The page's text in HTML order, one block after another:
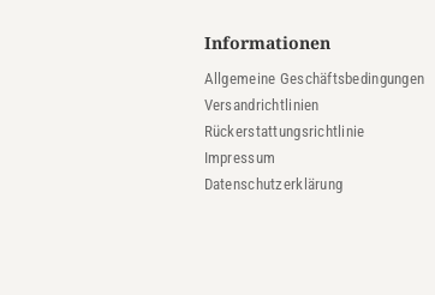
Informationen
Allgemeine Geschäftsbedingungen
Versandrichtlinien
Rückerstattungsrichtlinie
Impressum
Datenschutzerklärung